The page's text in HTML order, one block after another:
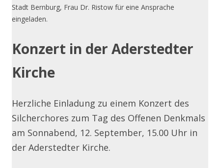
Stadt Bernburg, Frau Dr. Ristow für eine Ansprache
eingeladen.
Konzert in der Aderstedter
Kirche
Herzliche Einladung zu einem Konzert des
Silcherchores zum Tag des Offenen Denkmals
am Sonnabend, 12. September, 15.00 Uhr in
der Aderstedter Kirche.